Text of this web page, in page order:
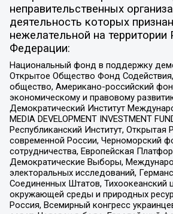
неправительственных
деятельность которых
нежелательной на территории
Федерации:
Национальный фонд в поддержку
Открытое Общество Фонд
общество, Американо-российский
экономическому и правовому
Демократический Институт
MEDIA DEVELOPMENT INVESTMENT
Республиканский Институт, Открытая
современной России, Черноморский
сотрудничества, Европейская
Демократические Выборы,
электоральных исследований,
Соединенных Штатов, Тихоокеанский
окружающей среды и природных
Россия, Всемирный конгресс